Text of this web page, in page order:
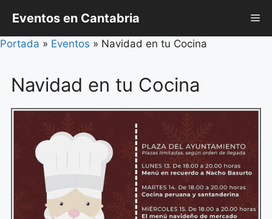
contenido
Eventos en Cantabria
Portada » Eventos » Navidad en tu Cocina
Navidad en tu Cocina